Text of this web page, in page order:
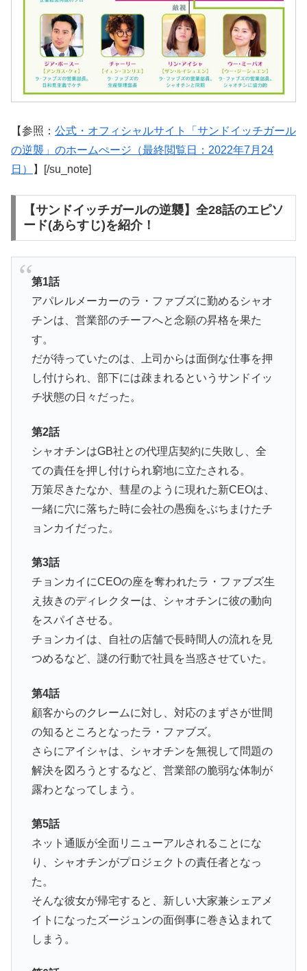
【参照： 公式・オフィシャルサイト「サンドイッチガール
の逆襲」のホームぺージ（最終閲覧日：2022年7月24
日）
】[/su_note]
【サンドイッチガールの逆襲】全28話のエピソ
ード(あらすじ)を紹介！
第1話
アパレルメーカーのラ・ファブズに勤めるシャオ
チンは、営業部のチーフへと念願の昇格を果た
す。
だが待っていたのは、上司からは面倒な仕事を押
し付けられ、部下には疎まれるというサンドイッ
チ状態の日々だった。
第2話
シャオチンはGB社との代理店契約に失敗し、全
ての責任を押し付けられ窮地に立たされる。
万策尽きたなか、彗星のように現れた新CEOは、
一緒に穴に落ちた時に会社の愚痴をぶちまけたチ
ョンカイだった。
第3話
チョンカイにCEOの座を奪われたラ・ファブズ生
え抜きのディレクターは、シャオチンに彼の動向
をスパイさせる。
チョンカイは、自社の店舗で長時間人の流れを見
つめるなど、謎の行動で社員を当惑させていた。
第4話
顧客からのクレームに対し、対応のまずさが世間
の知るところとなったラ・ファブズ。
さらにアイシャは、シャオチンを無視して問題の
解決を図ろうとするなど、営業部の脆弱な体制が
露わとなってしまう。
第5話
ネット通販が全面リニューアルされることにな
り、シャオチンがプロジェクトの責任者となっ
た。
そんな彼女が帰宅すると、新しい大家兼シェアメ
イトになったズージュンの面倒事に巻き込まれて
しまう。